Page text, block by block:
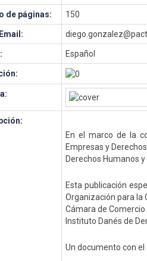
de páginas: 150
Español
En el marco de la
Empresas y
Derechos Humanos
Esta publicación
Organización para la
Cámara de
Instituto Danés de
Un documento con el